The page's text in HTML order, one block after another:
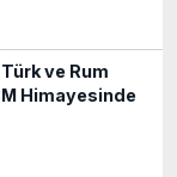
ve Rum
Himayesinde